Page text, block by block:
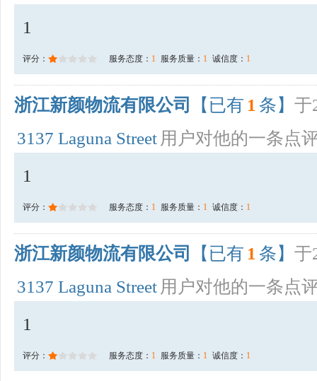
1
评分： 服务态度： 1 服务质量： 1 诚信度： 1
浙江新颜物流有限公司 【已有 1 条】 于
3137 Laguna Street 用户对他的一条点
1
评分： 服务态度： 1 服务质量： 1 诚信度： 1
浙江新颜物流有限公司 【已有 1 条】 于
3137 Laguna Street 用户对他的一条点
1
评分： 服务态度： 1 服务质量： 1 诚信度： 1